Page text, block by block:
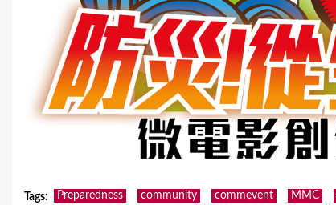
Tags: Preparedness community commevent MMC